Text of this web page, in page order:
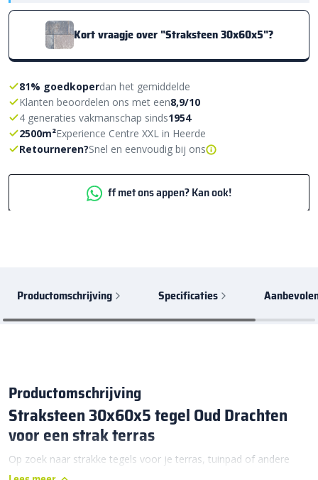
Kort vraagje over "Straksteen 30x60x5"?
81% goedkoperdan het gemiddelde
Klanten beoordelen ons met een8,9/10
4 generaties vakmanschap sinds1954
2500m²Experience Centre XXL in Heerde
Retourneren?Snel en eenvoudig bij ons
ff met ons appen? Kan ook!
Productomschrijving Specificaties
Productomschrijving
Straksteen 30x60x5 tegel Oud Drachten
voor een strak terras
Op zoek naar strakke tegels voor je terras, tuinpad of andere
licht belastbare bestrating? Dan is de Straksteen 30x60x5 tegel